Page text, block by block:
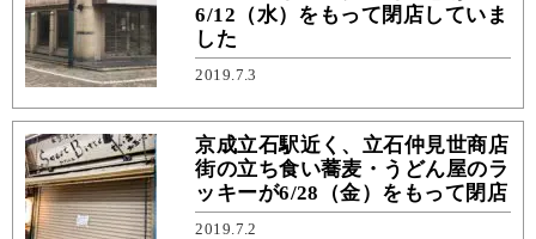
6/12（水）をもって閉店していま
した
2019.7.3
京成立石駅近く、立石仲見世商店
街の立ち食い蕎麦・うどん屋のラ
ッキーが6/28（金）をもって閉店
2019.7.2